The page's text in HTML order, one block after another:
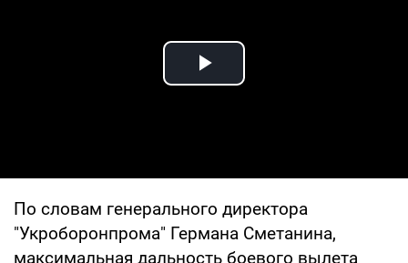
Play Video
По словам генерального директора
"Укроборонпрома" Германа Сметанина,
максимальная дальность боевого вылета